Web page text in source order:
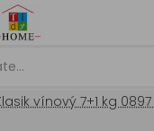
vínový 7+1 kg 0897